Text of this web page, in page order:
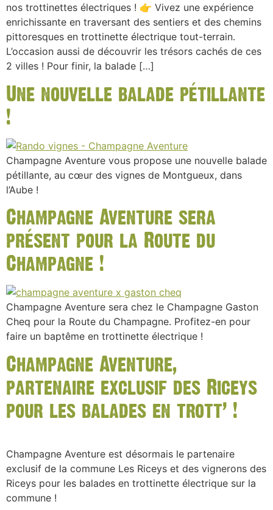
nos trottinettes électriques ! 👉 Vivez une expérience
enrichissante en traversant des sentiers et des chemins
pittoresques en trottinette électrique tout-terrain.
L’occasion aussi de découvrir les trésors cachés de ces
2 villes ! Pour finir, la balade […]
Une nouvelle balade pétillante
!
Champagne Aventure vous propose une nouvelle balade
pétillante, au cœur des vignes de Montgueux, dans
l’Aube !
Champagne Aventure sera
présent pour la Route du
Champagne !
Champagne Aventure sera chez le Champagne Gaston
Cheq pour la Route du Champagne. Profitez-en pour
faire un baptême en trottinette électrique !
Champagne Aventure,
partenaire exclusif des Riceys
pour les balades en trott’ !
Champagne Aventure est désormais le partenaire
exclusif de la commune Les Riceys et des vignerons des
Riceys pour les balades en trottinette électrique sur la
commune !